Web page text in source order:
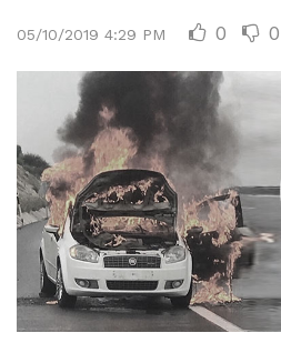
05/10/2019 4:29 PM 0 0